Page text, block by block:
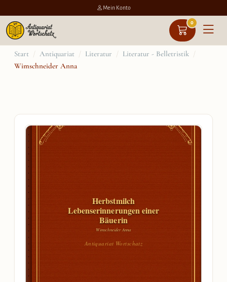
Mein Konto
0
Zum
Inhalt
Start / Antiquariat / Literatur / Literatur - Belletristik /
Wimschneider Anna
Herbstmilch
Lebenserinnerungen einer
Bäuerin
Wimschneider Anna
Antiquariat Wortschatz